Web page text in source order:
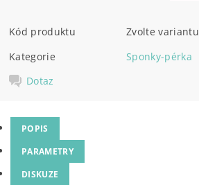
Kód produktu
Zvolte variantu
Kategorie
Sponky-pérka
Dotaz
POPIS
PARAMETRY
DISKUZE